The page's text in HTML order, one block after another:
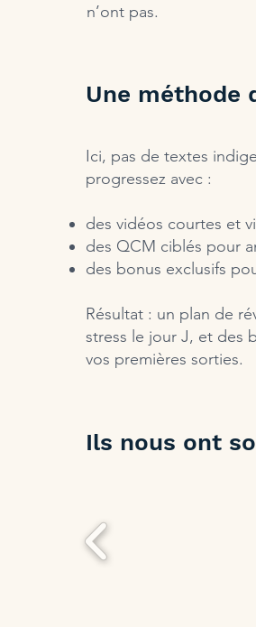
n’ont pas.
Une méthode
Ici, pas de textes
progressez avec :
des vidéos courtes et
des QCM ciblés pour
des bonus exclusifs
Résultat : un plan de
stress le jour J, et des
vos premières sorties.
Ils nous ont